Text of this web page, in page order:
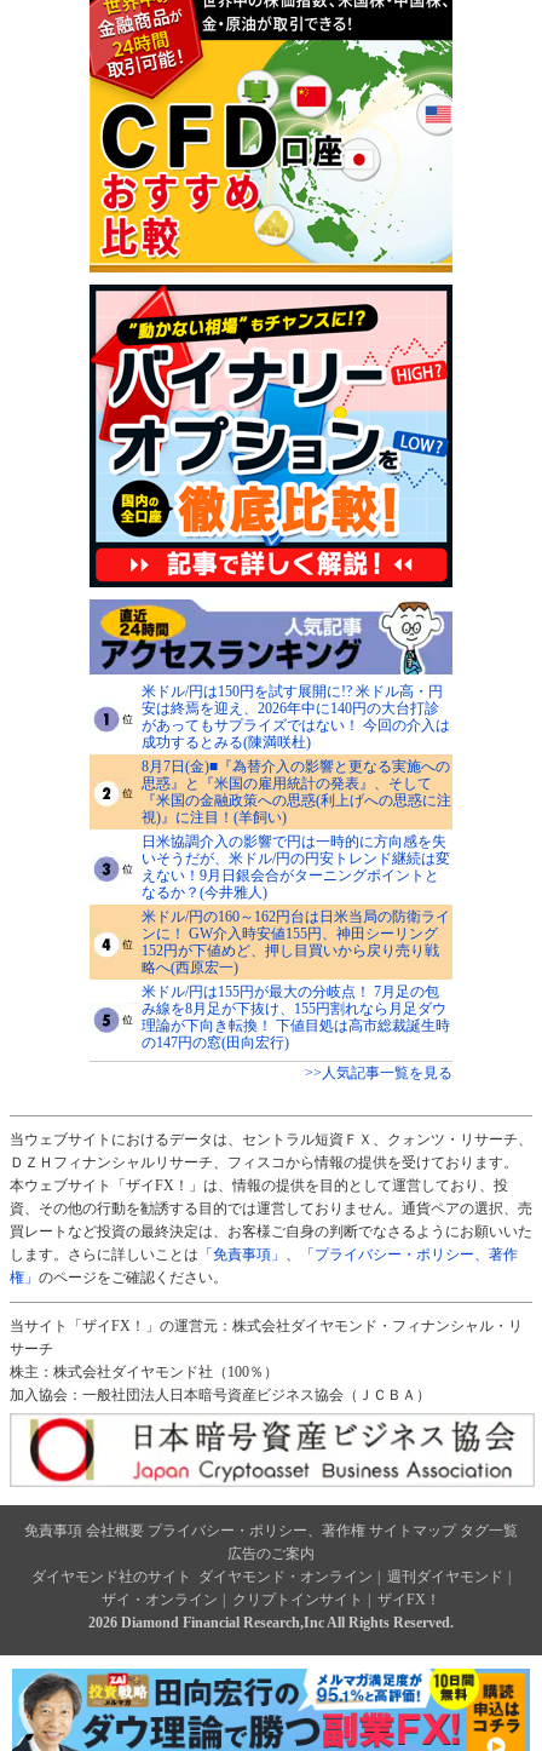
米ドル/円は150円を試す展開に!? 米ドル高・円
安は終焉を迎え、2026年中に140円の大台打診
があってもサプライズではない！ 今回の介入は
成功するとみる(陳満咲杜)
8月7日(金)■『為替介入の影響と更なる実施への
思惑』と『米国の雇用統計の発表』、そして
『米国の金融政策への思惑(利上げへの思惑に注
視)』に注目！(羊飼い)
日米協調介入の影響で円は一時的に方向感を失
いそうだが、米ドル/円の円安トレンド継続は変
えない！9月日銀会合がターニングポイントと
なるか？(今井雅人)
米ドル/円の160～162円台は日米当局の防衛ライ
ンに！ GW介入時安値155円、神田シーリング
152円が下値めど、押し目買いから戻り売り戦
略へ(西原宏一)
米ドル/円は155円が最大の分岐点！ 7月足の包
み線を8月足が下抜け、155円割れなら月足ダウ
理論が下向き転換！ 下値目処は高市総裁誕生時
の147円の窓(田向宏行)
>>人気記事一覧を見る
当ウェブサイトにおけるデータは、セントラル短資ＦＸ、クォンツ・リサーチ、
ＤＺＨフィナンシャルリサーチ、フィスコから情報の提供を受けております。
本ウェブサイト「ザイFX！」は、情報の提供を目的として運営しており、投
資、その他の行動を勧誘する目的では運営しておりません。通貨ペアの選択、売
買レートなど投資の最終決定は、お客様ご自身の判断でなさるようにお願いいた
します。さらに詳しいことは 「免責事項」 、
「プライバシー・ポリシー、著作
権」 のページをご確認ください。
当サイト「ザイFX！」の運営元：株式会社ダイヤモンド・フィナンシャル・リ
サーチ
株主：株式会社ダイヤモンド社（100％）
加入協会：一般社団法人日本暗号資産ビジネス協会（ＪＣＢＡ）
免責事項 会社概要 プライバシー・ポリシー、著作権 サイトマップ タグ一覧
広告のご案内
ダイヤモンド社のサイト
ダイヤモンド・オンライン 週刊ダイヤモンド
ザイ・オンライン
クリプトインサイト
ザイFX！
2026 Diamond Financial Research,Inc All Rights Reserved.